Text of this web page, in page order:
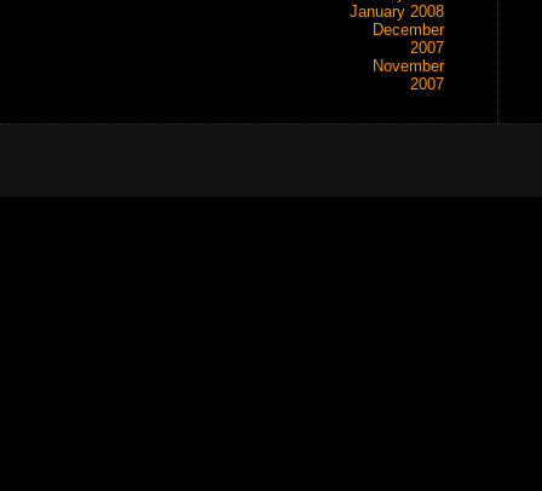
January 2008
December
2007
November
2007